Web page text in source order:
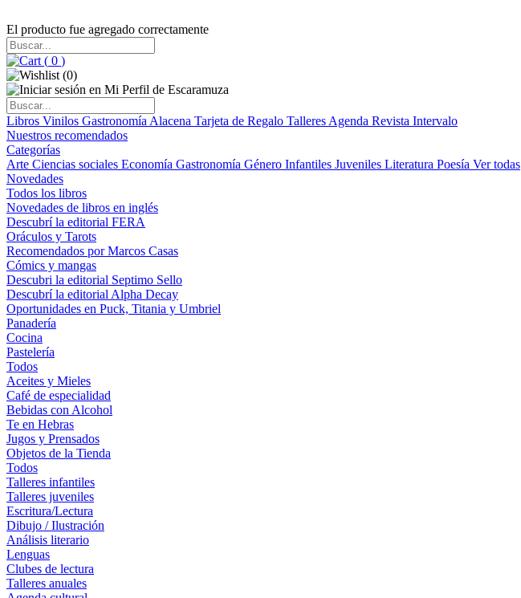
El producto fue agregado correctamente
( 0 )
(0)
Libros Vinilos Gastronomía Alacena Tarjeta de Regalo Talleres Agenda Revista Intervalo
Nuestros recomendados
Categorías
Arte Ciencias sociales Economía Gastronomía Género Infantiles Juveniles Literatura Poesía Ver todas
Novedades
Todos los libros
Novedades de libros en inglés
Descubrí la editorial FERA
Oráculos y Tarots
Recomendados por Marcos Casas
Cómics y mangas
Descubri la editorial Septimo Sello
Descubrí la editorial Alpha Decay
Oportunidades en Puck, Titania y Umbriel
Panadería
Cocina
Pastelería
Todos
Aceites y Mieles
Café de especialidad
Bebidas con Alcohol
Te en Hebras
Jugos y Prensados
Objetos de la Tienda
Todos
Talleres infantiles
Talleres juveniles
Escritura/Lectura
Dibujo / Ilustración
Análisis literario
Lenguas
Clubes de lectura
Talleres anuales